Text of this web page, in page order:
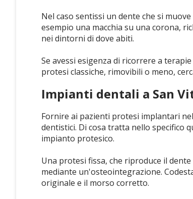
Nel caso sentissi un dente che si
esempio una macchia su una corona,
nei dintorni di dove abiti.
Se avessi esigenza di ricorrere a
protesi classiche, rimovibili o meno,
Impianti dentali a San
Fornire ai pazienti protesi implantari
dentistici. Di cosa tratta nello specifico
impianto protesico.
Una protesi fissa, che riproduce il
mediante un'osteointegrazione.
originale e il morso corretto.